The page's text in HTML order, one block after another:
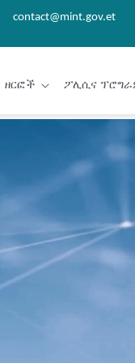
contact@mint.gov.et
ዘርፎች ፖሊሲና